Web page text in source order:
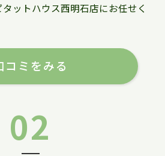
ットハウス西明石店にお任せく
コミをみる
02